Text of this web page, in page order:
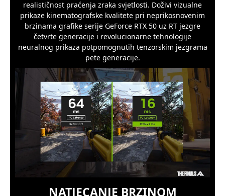
realističnost praćenja zraka svjetlosti. Doživi vizualne
prikaze kinematografske kvalitete pri neprikosnovenim
brzinama grafike serije GeForce RTX 50 uz RT jezgre
četvrte generacije i revolucionarne tehnologije
neuralnog prikaza potpomognutih tenzorskim jezgrama
pete generacije.
NATJECANJE BRZINOM